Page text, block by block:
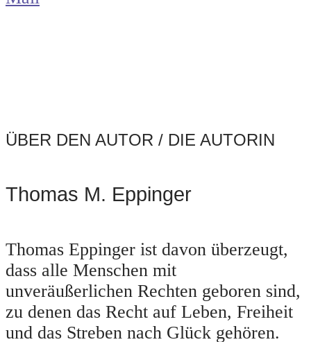
ÜBER DEN AUTOR / DIE AUTORIN
Thomas M. Eppinger
Thomas Eppinger ist davon überzeugt,
dass alle Menschen mit
unveräußerlichen Rechten geboren sind,
zu denen das Recht auf Leben, Freiheit
und das Streben nach Glück gehören.